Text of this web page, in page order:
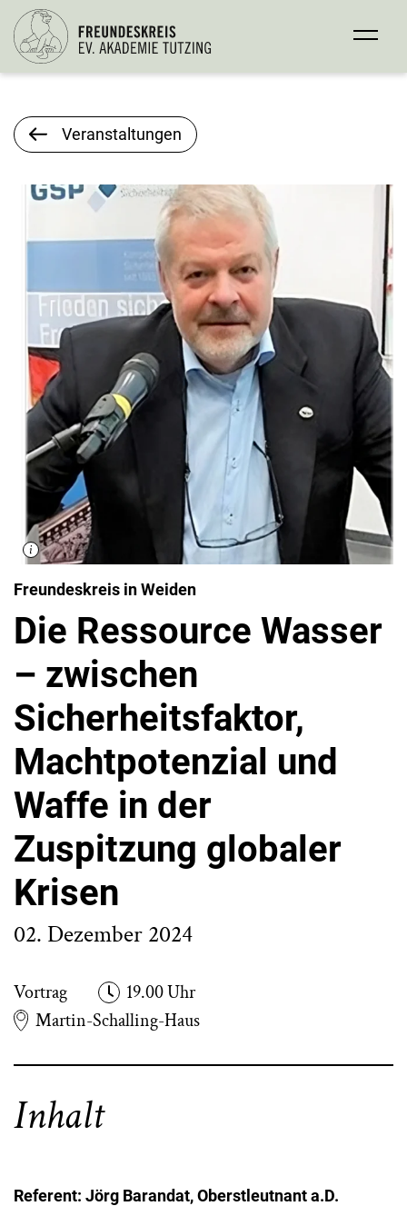
Veranstaltungen
Freundeskreis in Weiden
Die Ressource Wasser
– zwischen
Sicherheitsfaktor,
Machtpotenzial und
Waffe in der
Zuspitzung globaler
Krisen
02. Dezember 2024
Vortrag
19.00 Uhr
Martin-Schalling-Haus
Inhalt
Referent: Jörg Barandat, Oberstleutnant a.D.